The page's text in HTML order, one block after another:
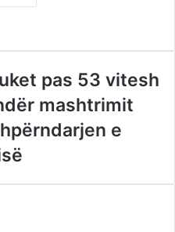
pas 53 vitesh
mashtrimit
e